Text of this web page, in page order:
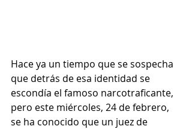
Hace ya un tiempo que se sospecha
que detrás de esa identidad se
escondía el famoso narcotraficante,
pero este miércoles, 24 de febrero,
se ha conocido que un juez de